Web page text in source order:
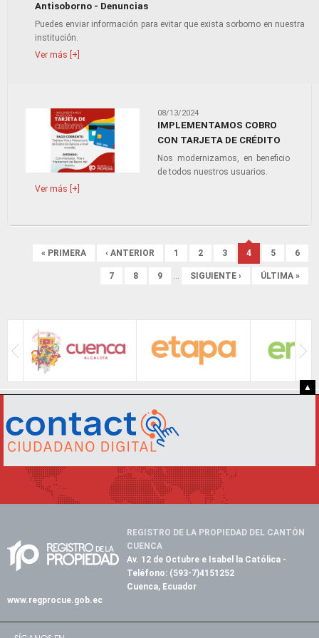
Antisoborno - Denuncias
Puedes enviar información para evitar que exista sorborno en nuestra
institución.
Ver más [+]
08/13/2024
IMPLEMENTAMOS COBRO
CON TARJETA DE CRÉDITO
Nos modernizamos, en beneficio
de todos nuestros usuarios.
Ver más [+]
« PRIMERA ‹ ANTERIOR 1 2 3 4 5 6
7 8 9 … SIGUIENTE › ÚLTIMA »
▲
REGISTRO DE LA PROPIEDAD DEL CANTÓN
CUENCA
Av. 12 de Octubre e Isabel la Católica -
Teléfono: (593-7)4151252
Cuenca, Ecuador
www.regprocue.gob.ec